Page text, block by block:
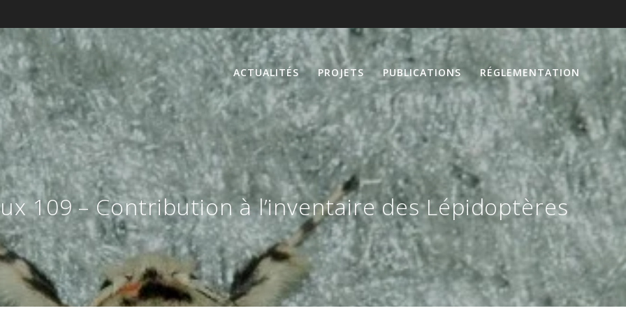
ACTUALITÉS PROJETS PUBLICATIONS RÉGLEMENTATION
109 – Contribution à l’inventaire des Lépidoptères